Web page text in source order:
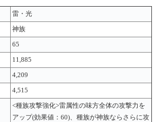
雷・光
神族
65
11,885
4,209
4,515
<種族攻撃強化>雷属性の味方全体の攻撃力を
アップ(効果値：60)、種族が神族ならさらに攻